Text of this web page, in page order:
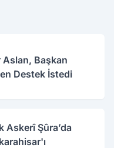
Aslan, Başkan
Destek İstedi
Askerî Şûra’da